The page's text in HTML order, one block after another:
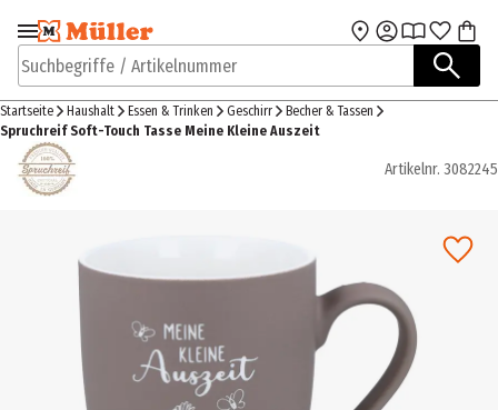
Zur Navigation
springen
Zum Hauptinhalt
Suchbegriffe / Artikelnummer
Startseite Haushalt Essen & Trinken Geschirr
Becher & Tassen
Spruchreif Soft-Touch Tasse Meine Kleine Auszeit
Artikelnr. 3082245